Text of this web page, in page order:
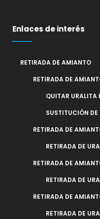
Enlaces de interés
RETIRADA DE AMIANTO
RETIRADA DE
QUITAR URALITA
SUSTITUCIÓN
RETIRADA DE
RETIRADA DE
RETIRADA DE
RETIRADA DE
RETIRADA DE
RETIRADA DE